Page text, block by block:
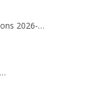
Les préinscriptions 2026-2027 ré-ouvriront le 20 août. Il reste quelques places !
Planning des auditions, séances d’essais et permanences professeurs